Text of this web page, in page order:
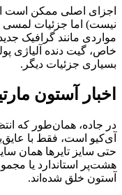
اجزای اصلی ممکن است از
نیست) اما جزئیات لمسی
مواردی مانند گرافیک
خاص، گیت دنده آلیاژی
بسیاری جزئیات دیگر.
اخبار آستون مارتین
در جاده، همان‌طور که
آی‌کیو است، فقط با
حتی سایز تایرها همان
آستون خلق شده‌اند.